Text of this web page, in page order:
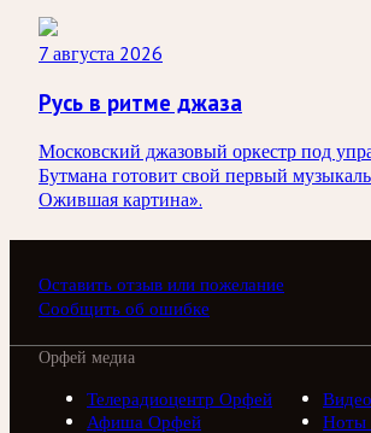
7 августа 2026
Русь в ритме джаза
Московский джазовый оркестр под
Бутмана готовит свой первый
Ожившая картина».
Оставить отзыв или пожелание
Сообщить об ошибке
Орфей медиа
Телерадиоцентр Орфей
Афиша Орфей
Ноты